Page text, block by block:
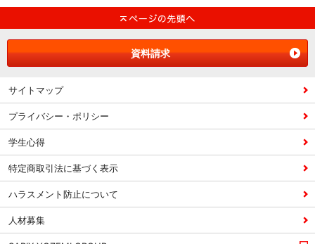
資料請求
サイトマップ
プライバシー・ポリシー
学生心得
特定商取引法に基づく表示
ハラスメント防止について
人材募集